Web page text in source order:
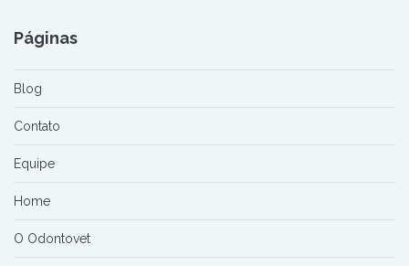
Páginas
Blog
Contato
Equipe
Home
O Odontovet